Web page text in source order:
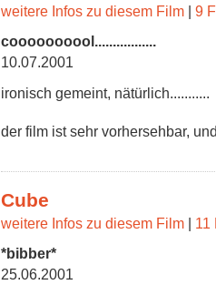
weitere Infos zu diesem Film | 9
coooooooool.................
10.07.2001
ironisch gemeint, nätürlich...........
der film ist sehr vorhersehbar,
Cube
weitere Infos zu diesem Film | 11
*bibber*
25.06.2001